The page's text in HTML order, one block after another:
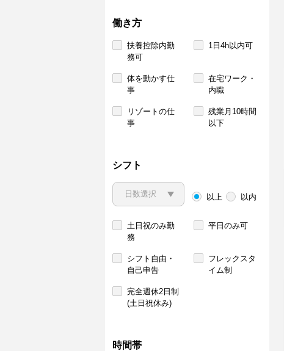
働き方
扶養控除内勤
務可
1日4h以内可
体を動かす仕
事
在宅ワーク・
内職
リゾートの仕
事
残業月10時間
以下
シフト
以上 以内
土日祝のみ勤
務
平日のみ可
シフト自由・
自己申告
フレックスタ
イム制
完全週休2日制
(土日祝休み)
時間帯